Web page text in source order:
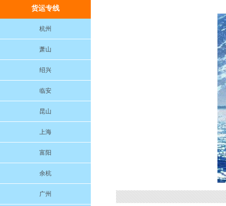
货运专线
杭州
萧山
绍兴
临安
昆山
上海
富阳
余杭
广州